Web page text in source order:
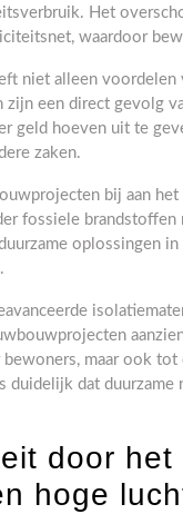
Het
waardoor
niet alleen
zijn een direct gevolg
geld hoeven uit te
zaken.
bij aan
fossiele
oplossingen
maar ook
duidelijk dat
door
hoge